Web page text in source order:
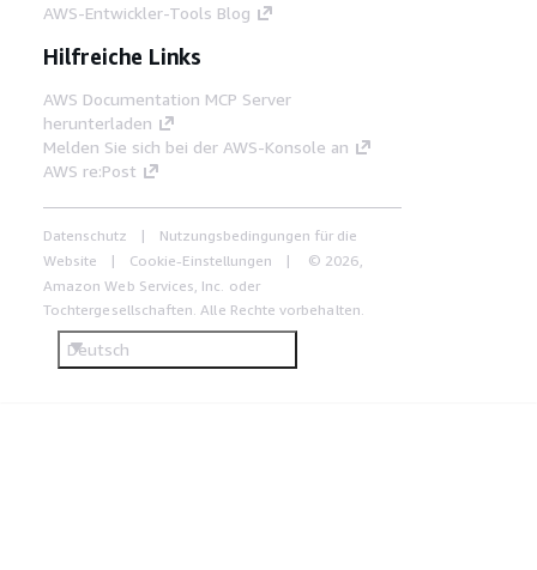
AWS-Entwickler-Tools Blog
Hilfreiche Links
AWS Documentation MCP Server
herunterladen
Melden Sie sich bei der AWS-Konsole an
AWS re:Post
Datenschutz
Nutzungsbedingungen für die
Website
Cookie-Einstellungen
© 2026,
Amazon Web Services, Inc. oder
Tochtergesellschaften. Alle Rechte vorbehalten.
Deutsch